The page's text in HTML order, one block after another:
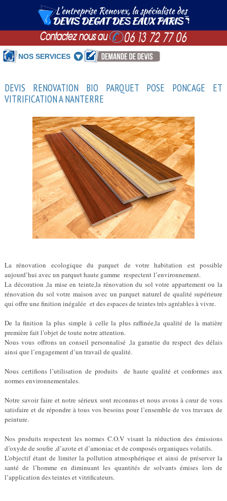
NOS SERVICES
DEVIS RENOVATION BIO PARQUET POSE PONCAGE ET
VITRIFICATION A NANTERRE
La rénovation ecologique du parquet de votre habitation est possible
aujourd’hui avec un parquet haute gamme respectent l’environnement.
La décoration ,la mise en teinte,la rénovation du sol votre appartement ou la
rénovation du sol votre maison avec un parquet naturel de qualité supérieure
qui offre une finition inégalée et des espaces de teintes très agréables à vivre.
De la finition la plus simple à celle la plus raffinée,la qualité de la matière
première fait l’objet de toute notre attention.
Nous vous offrons un conseil personnalisé ,la garantie du respect des délais
ainsi que l’engagement d’un travail de qualité.
Nous certifions l’utilisation de produits de haute qualité et conformes aux
normes environnementales.
Notre savoir faire et notre sérieux sont reconnus et nous avons à cœur de vous
satisfaire et de répondre à tous vos besoins pour l’ensemble de vos travaux de
peinture.
Nos produits respectent les normes C.O.V visant la réduction des émissions
d’oxyde de soufre ,d’azote et d’amoniac et de composés organiques volatils.
L’objectif étant de limiter la pollution atmosphérique et ainsi de préserver la
santé de l’homme en diminuant les quantités de solvants émises lors de
l’application des teintes et vitrificateurs.